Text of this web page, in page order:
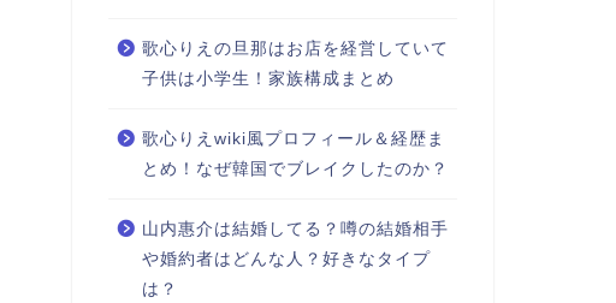
歌心りえの旦那はお店を経営していて
子供は小学生！家族構成まとめ
歌心りえwiki風プロフィール＆経歴ま
とめ！なぜ韓国でブレイクしたのか？
山内惠介は結婚してる？噂の結婚相手
や婚約者はどんな人？好きなタイプ
は？